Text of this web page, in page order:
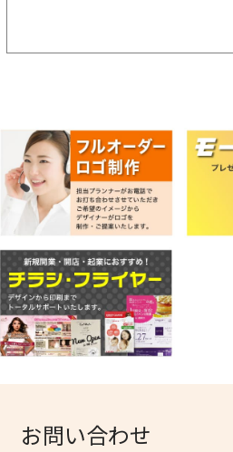
お問い合わせ